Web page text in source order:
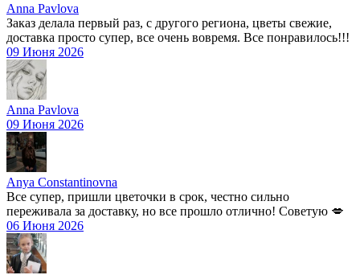
Anna Pavlova
Заказ делала первый раз, с другого региона, цветы свежие,
доставка просто супер, все очень вовремя. Все понравилось!!!
09 Июня 2026
Anna Pavlova
09 Июня 2026
Anya Constantinovna
Все супер, пришли цветочки в срок, честно сильно
переживала за доставку, но все прошло отлично! Советую 💋
06 Июня 2026